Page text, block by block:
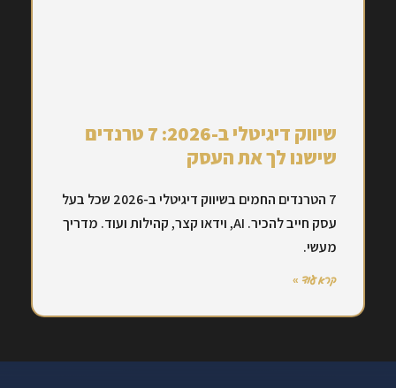
שיווק דיגיטלי ב-2026: 7 טרנדים
שישנו לך את העסק
7 הטרנדים החמים בשיווק דיגיטלי ב-2026 שכל בעל
עסק חייב להכיר. AI, וידאו קצר, קהילות ועוד. מדריך
מעשי.
קרא עוד »